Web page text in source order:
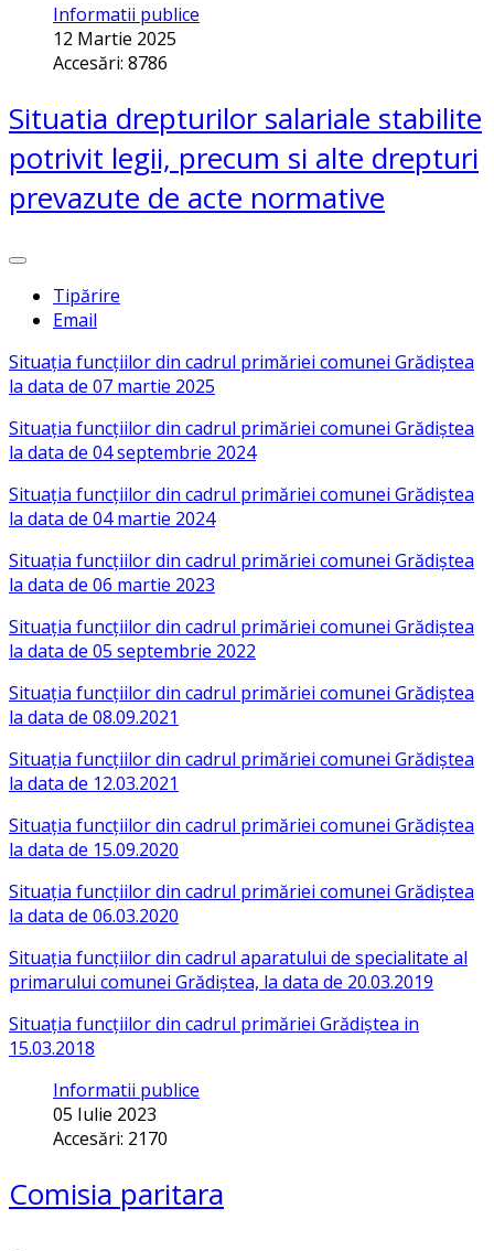
Informatii publice
12 Martie 2025
Accesări: 8786
Situatia drepturilor salariale stabilite
potrivit legii, precum si alte drepturi
prevazute de acte normative
Tipărire
Email
Situația funcțiilor din cadrul primăriei comunei Grădiștea
la data de 07 martie 2025
Situația funcțiilor din cadrul primăriei comunei Grădiștea
la data de 04 septembrie 2024
Situația funcțiilor din cadrul primăriei comunei Grădiștea
la data de 04 martie 2024
Situația funcțiilor din cadrul primăriei comunei Grădiștea
la data de 06 martie 2023
Situația funcțiilor din cadrul primăriei comunei Grădiștea
la data de 05 septembrie 2022
Situația funcțiilor din cadrul primăriei comunei Grădiștea
la data de 08.09.2021
Situația funcțiilor din cadrul primăriei comunei Grădiștea
la data de 12.03.2021
Situația funcțiilor din cadrul primăriei comunei Grădiștea
la data de 15.09.2020
Situația funcțiilor din cadrul primăriei comunei Grădiștea
la data de 06.03.2020
Situația funcțiilor din cadrul aparatului de specialitate al
primarului comunei Grădiștea, la data de 20.03.2019
Situația funcțiilor din cadrul primăriei Grădiștea in
15.03.2018
Informatii publice
05 Iulie 2023
Accesări: 2170
Comisia paritara